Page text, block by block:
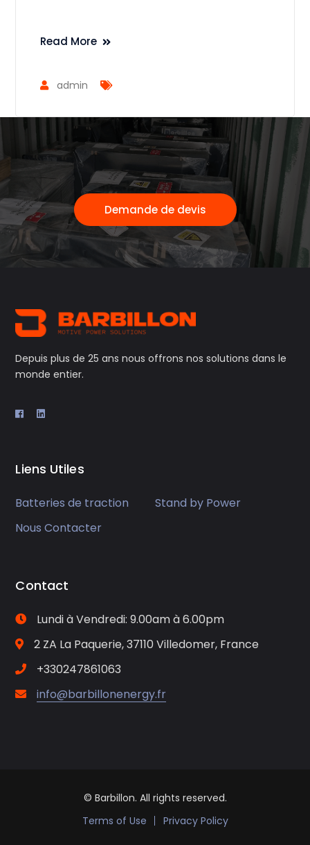
Read More
admin
Demande de devis
Depuis plus de 25 ans nous offrons nos solutions dans le
monde entier.
Liens Utiles
Batteries de traction
Stand by Power
Nous Contacter
Contact
Lundi à Vendredi: 9.00am à 6.00pm
2 ZA La Paquerie, 37110 Villedomer, France
+330247861063
info@barbillonenergy.fr
© Barbillon. All rights reserved.
Terms of Use
Privacy Policy